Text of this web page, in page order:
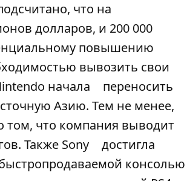
что на
долларов, и 200 000
повышению
вывозить свои
начала
переносить
Азию. Тем не менее,
том, что компания выводит
Также Sony
достигла
консолью